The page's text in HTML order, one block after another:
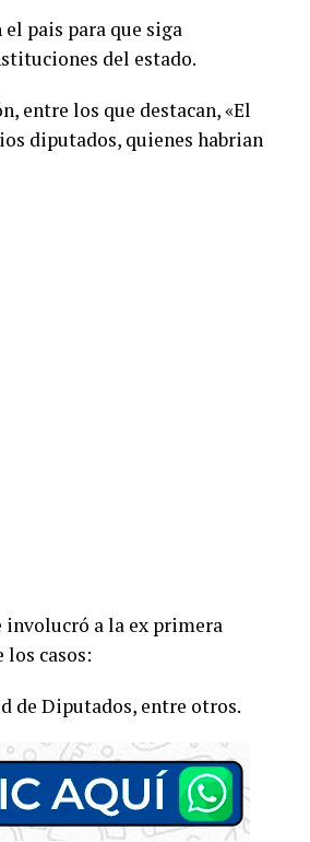
pais para que siga
del estado.
entre los que destacan, «El
diputados, quienes habrian
involucró a la ex primera
los casos:
de Diputados, entre otros.